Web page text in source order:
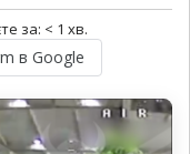
за: < 1 хв.
в Google